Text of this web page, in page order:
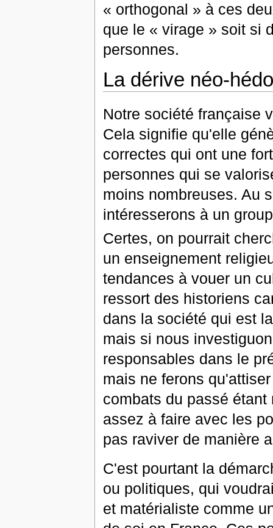
« orthogonal » à ces
que le « virage » soit si
personnes.
La dérive néo-
Notre société française
Cela signifie qu'elle
correctes qui ont une
personnes qui se
moins nombreuses. Au
intéresserons à un
Certes, on pourrait
un enseignement
tendances à vouer un
ressort des historiens
dans la société qui est
mais si nous
responsables dans le
mais ne ferons
combats du passé
assez à faire avec les
pas raviver de manière
C'est pourtant la
ou politiques, qui
et matérialiste comme